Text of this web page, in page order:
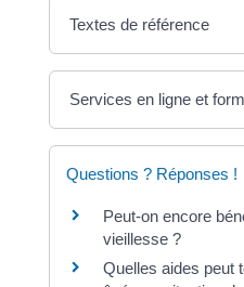
Textes de référence
Services en ligne et
Questions ? Réponses !
Peut-on encore
vieillesse ?
Quelles aides peut